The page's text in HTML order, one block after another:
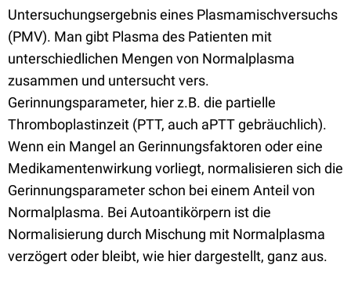
Untersuchungsergebnis eines Plasmamischversuchs
(PMV). Man gibt Plasma des Patienten mit
unterschiedlichen Mengen von Normalplasma
zusammen und untersucht vers.
Gerinnungsparameter, hier z.B. die partielle
Thromboplastinzeit (PTT, auch aPTT gebräuchlich).
Wenn ein Mangel an Gerinnungsfaktoren oder eine
Medikamentenwirkung vorliegt, normalisieren sich die
Gerinnungsparameter schon bei einem Anteil von
Normalplasma. Bei Autoantikörpern ist die
Normalisierung durch Mischung mit Normalplasma
verzögert oder bleibt, wie hier dargestellt, ganz aus.